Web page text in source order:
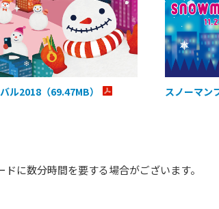
ル2018（69.47MB） スノーマン
に数分時間を要する場合がございます。